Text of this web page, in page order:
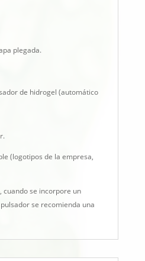
plegada.
de hidrogel (automático
(logotipos de la empresa,
se incorpore un
se recomienda una